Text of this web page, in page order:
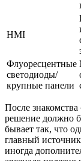
HMI
Флуоресцентные
светодиоды/
крупные панели
После
решение должно
бывает так, что
главный
иногда